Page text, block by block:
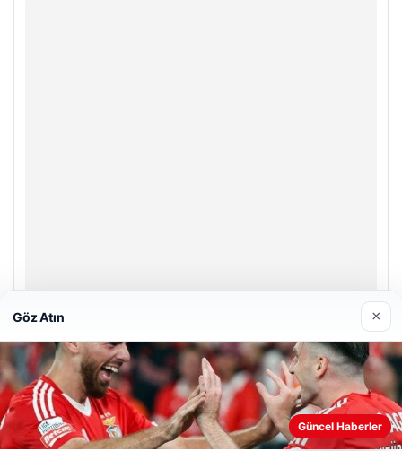
Enes Kaplan Avukatlık Bürosu
28/04/2026
Göz Atın ×
Güncel Haberler